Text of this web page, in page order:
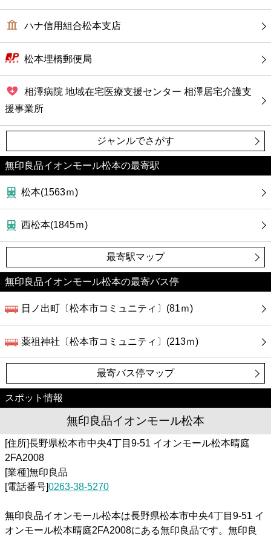
ハナ信用組合松本支店
松本埋橋郵便局
相澤病院 地域在宅医療支援センター 相澤居宅介護支
援事業所
ジャンルでさがす
無印良品イオンモール松本の最寄駅
松本(1563ｍ)
西松本(1845ｍ)
最寄駅マップ
無印良品イオンモール松本の最寄バス停
日ノ出町〔松本市コミュニティ〕(81ｍ)
薬祖神社〔松本市コミュニティ〕(213ｍ)
最寄バス停マップ
スポット情報
無印良品イオンモール松本
[住所]長野県松本市中央4丁目9-51 イオンモール松本晴庭
2FA2008
[業種]無印良品
[電話番号]0263-38-5270
無印良品イオンモール松本は長野県松本市中央4丁目9-51 イ
オンモール松本晴庭2FA2008にある無印良品です。無印良